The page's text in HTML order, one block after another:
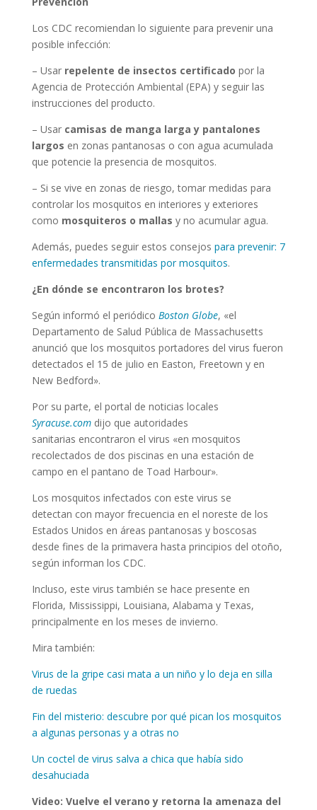
Los CDC recomiendan lo siguiente para prevenir una
posible infección:
– Usar repelente de insectos certificado por la
Agencia de Protección Ambiental (EPA) y seguir las
instrucciones del producto.
– Usar camisas de manga larga y pantalones
largos en zonas pantanosas o con agua acumulada
que potencie la presencia de mosquitos.
– Si se vive en zonas de riesgo, tomar medidas para
controlar los mosquitos en interiores y exteriores
como mosquiteros o mallas y no acumular agua.
Además, puedes seguir estos consejos para prevenir: 7
enfermedades transmitidas por mosquitos.
¿En dónde se encontraron los brotes?
Según informó el periódico Boston Globe, «el
Departamento de Salud Pública de Massachusetts
anunció que los mosquitos portadores del virus fueron
detectados el 15 de julio en Easton, Freetown y en
New Bedford».
Por su parte, el portal de noticias locales
Syracuse.comdijo que autoridades
sanitarias encontraron el virus «en mosquitos
recolectados de dos piscinas en una estación de
campo en el pantano de Toad Harbour».
Los mosquitos infectados con este virus se
detectan con mayor frecuencia en el noreste de los
Estados Unidos en áreas pantanosas y boscosas
desde fines de la primavera hasta principios del otoño,
según informan los CDC.
Incluso, este virus también se hace presente en
Florida, Mississippi, Louisiana, Alabama y Texas,
principalmente en los meses de invierno.
Mira también:
Virus de la gripe casi mata a un niño y lo deja en silla
de ruedas
Fin del misterio: descubre por qué pican los mosquitos
a algunas personas y a otras no
Un coctel de virus salva a chica que había sido
desahuciada
Video: Vuelve el verano y retorna la amenaza del